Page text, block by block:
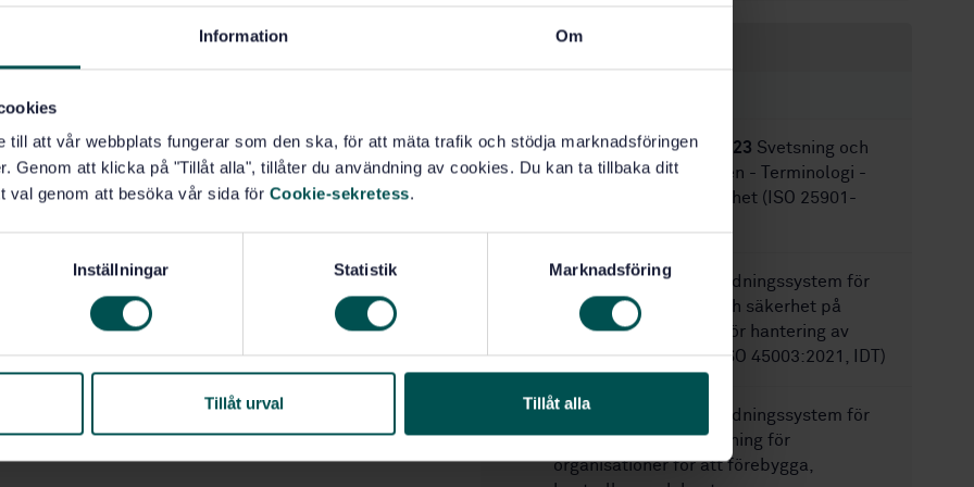
Information Om
till att vår webbplats fungerar som den ska, för att mäta trafik och stödja marknadsföringen
Genom att klicka på "Tillåt alla", tillåter du användning av cookies. Du kan ta tillbaka ditt
val genom att besöka vår sida för Cookie-sekretess.
Inställningar Statistik Marknadsföring
Tillåt urval Tillåt alla
och leverantörer och i samhället).
och där ges också tips på sätt att uppfylla dem.
behov.
Ledningssystem för arbetsmiljö (04.030)
Inom samma område
SS-EN ISO 25901-2:2023 Svetsning och
besläktade förfaranden - Terminologi -
Del 2: Hälsa och säkerhet (ISO 25901-
SS-ISO 45003:2021
Ledningssystem för
arbetsmiljö - Hälsa och säkerhet på
arbetet - Vägledning för hantering av
psykosociala risker (ISO 45003:2021, IDT)
SS-ISO 45006:2024
Ledningssystem för
arbetsmiljö — Vägledning för
organisationer för att förebygga,